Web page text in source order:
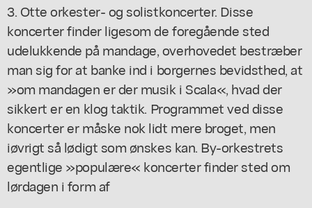
3. Otte orkester- og solistkoncerter. Disse
koncerter finder ligesom de foregående sted
udelukkende på mandage, overhovedet bestræber
man sig for at banke ind i borgernes bevidsthed, at
»om mandagen er der musik i Scala«, hvad der
sikkert er en klog taktik. Programmet ved disse
koncerter er måske nok lidt mere broget, men
iøvrigt så lødigt som ønskes kan. By-orkestrets
egentlige »populære« koncerter finder sted om
lørdagen i form af